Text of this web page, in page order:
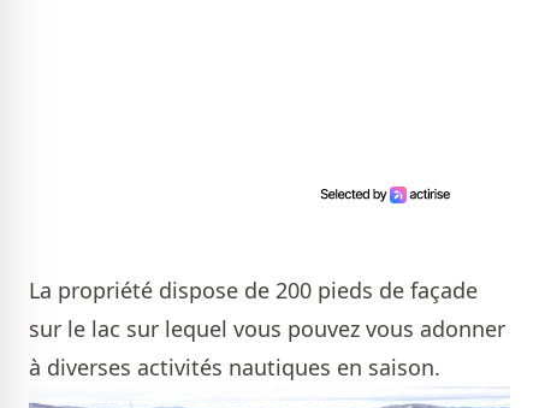
La propriété dispose de 200 pieds de façade
sur le lac sur lequel vous pouvez vous adonner
à diverses activités nautiques en saison.